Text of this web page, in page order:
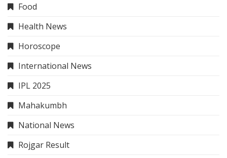
Food
Health News
Horoscope
International News
IPL 2025
Mahakumbh
National News
Rojgar Result